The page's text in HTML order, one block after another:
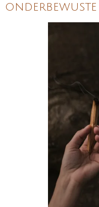
onderbewuste